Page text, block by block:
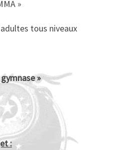
»
tous niveaux
»
: